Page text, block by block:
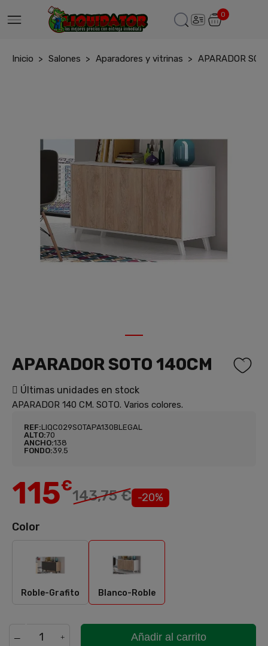
0
Inicio Salones Aparadores y vitrinas APARADOR
APARADOR SOTO 140CM
Últimas unidades en stock
APARADOR 140 CM. SOTO. Varios colores.
REF:LIQC029SOTAPA130BLEGAL
ALTO:70
ANCHO:138
FONDO:39.5
115€
143,75 € -20%
Color
Roble-Grafito
Roble-Grafito
Blanco-Roble
Blanco-Roble
Añadir al carrito